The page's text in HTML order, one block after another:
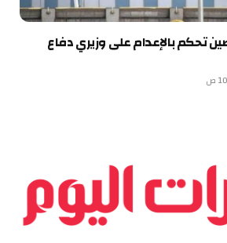
تحكم بالإعدام على وزيري دفاع